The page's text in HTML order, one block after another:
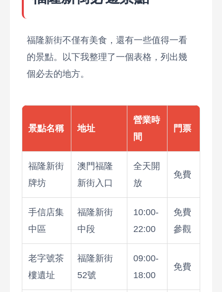
福隆新街不僅有美食，還有一些值得一看
的景點。以下我整理了一個表格，列出幾
個必去的地方。
景點名稱 地址
營業時
間
門票
福隆新街
牌坊
澳門福隆
新街入口
全天開
放
免費
手信店集
中區
福隆新街
中段
10:00-
22:00
免費
參觀
老字號茶
樓遺址
福隆新街
52號
09:00-
18:00
免費